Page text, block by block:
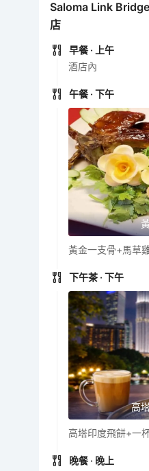
Saloma Link
店
早餐 · 上午
酒店內
午餐 · 下午
黃金一支骨+馬草
下午茶 · 下午
高
高塔印度飛餅+一
晚餐 · 晚上